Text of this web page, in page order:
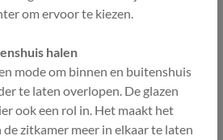
om ervoor te kiezen.
halen
mode om binnen en buitenshuis
te laten overlopen. De glazen
ook een rol in. Het maakt het
zitkamer meer in elkaar te laten